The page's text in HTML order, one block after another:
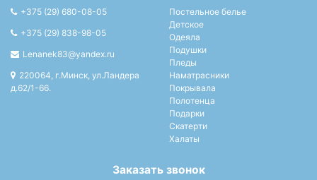
+375 (29) 680-08-05
+375 (29) 838-98-05
Lenanek83@yandex.ru
220064, г.Минск, ул.Ландера
д.62/1-66.
Постельное белье
Детское
Одеяла
Подушки
Пледы
Наматрасники
Покрывала
Полотенца
Подарки
Скатерти
Халаты
Заказать звонок